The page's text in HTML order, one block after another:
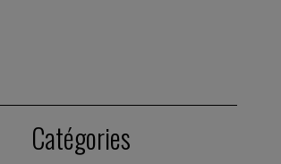
Catégories